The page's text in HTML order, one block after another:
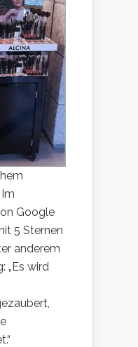
Google
5 Sternen
anderem
„Es wird